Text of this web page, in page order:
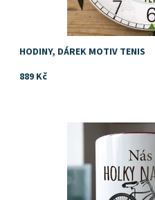
HODINY, DÁREK MOTIV TENIS
889 Kč
Vtipný dárek pro cyklistku,
každou správnou ženu na kole
Skladem
DejDar